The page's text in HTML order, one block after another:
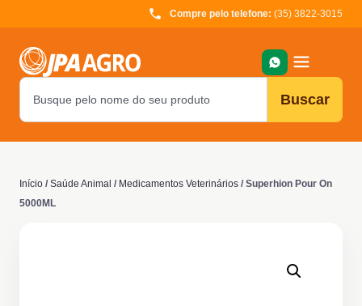
Compre pelo telefone: (35) 3822-3015
Buscar
Início / Saúde Animal / Medicamentos Veterinários / Superhion Pour On
5000ML